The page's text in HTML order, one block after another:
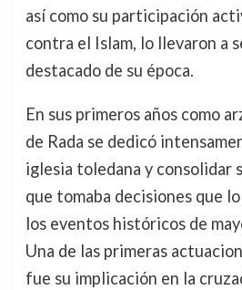
así como su participación
contra el Islam, lo llevaron a
destacado de su época.
En sus primeros años como
de Rada se dedicó
iglesia toledana y consolidar
que tomaba decisiones que
los eventos históricos de
Una de las primeras
fue su implicación en la